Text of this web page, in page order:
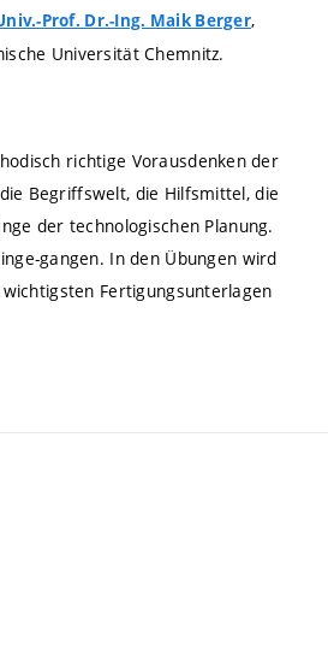
Prof. Dr.-Ing. Maik Berger,
Universität Chemnitz.
richtige Vorausdenken der
Begriffswelt, die Hilfsmittel, die
der technologischen Planung.
gangen. In den Übungen wird
Fertigungsunterlagen